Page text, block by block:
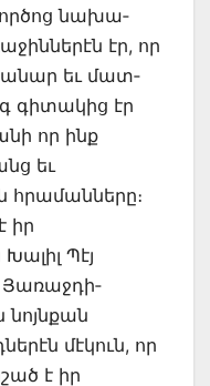
նա­խա­
էր, որ
եւ մատ­
գիտակից էր
որ ինք
եւ
հրամանները։
իր
Պէյ
Յառաջդի­
նոյնքան
մէկուն, որ
է իր